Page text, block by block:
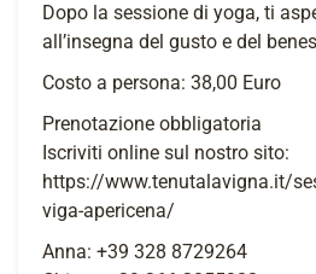
Dopo la sessione di yoga, ti
all’insegna del gusto e del
Costo a persona: 38,00 Euro
Prenotazione obbligatoria
Iscriviti online sul nostro sito:
https://www.tenutalavigna.it/
viga-apericena/
Anna: +39 328 8729264